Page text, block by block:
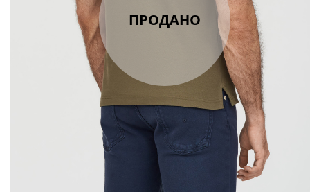
ПРОДАНО